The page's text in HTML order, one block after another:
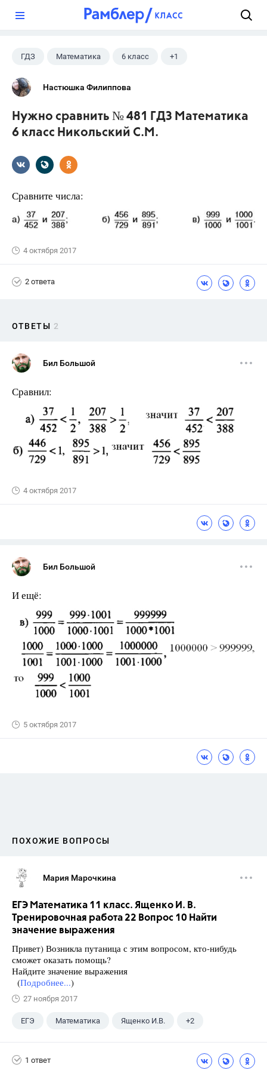
ГДЗ Математика 6 класс +1
Никольский С.М.
Настюшка Филиппова
Нужно сравнить № 481 ГДЗ Математика
6 класс Никольский С.М.
Сравните числа:
4 октября 2017
2 ответа
ОТВЕТЫ 2
Бил Большой
Сравнил:
4 октября 2017
Бил Большой
И ещё:
5 октября 2017
ПОХОЖИЕ ВОПРОСЫ
Мария Марочкина
ЕГЭ Математика 11 класс. Ященко И. В.
Тренировочная работа 22 Вопрос 10 Найти
значение выражения
Привет) Возникла путаница с этим вопросом, кто-нибудь
сможет оказать помощь?
Найдите значение выражения
(Подробнее...)
27 ноября 2017
ЕГЭ Математика Ященко И.В. +2
1 ответ